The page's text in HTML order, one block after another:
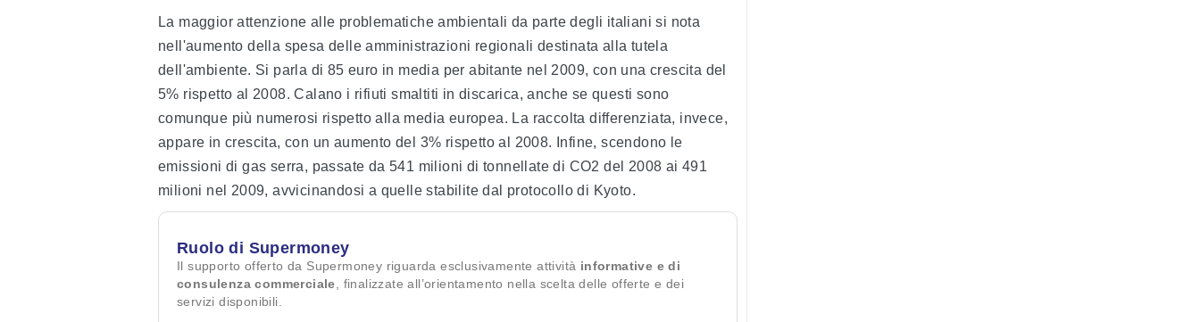
La maggior attenzione alle problematiche ambientali da parte degli italiani si nota
nell'aumento della spesa delle amministrazioni regionali destinata alla tutela
dell'ambiente. Si parla di 85 euro in media per abitante nel 2009, con una crescita del
5% rispetto al 2008. Calano i rifiuti smaltiti in discarica, anche se questi sono
comunque più numerosi rispetto alla media europea. La raccolta differenziata, invece,
appare in crescita, con un aumento del 3% rispetto al 2008. Infine, scendono le
emissioni di gas serra, passate da 541 milioni di tonnellate di CO2 del 2008 ai 491
milioni nel 2009, avvicinandosi a quelle stabilite dal protocollo di Kyoto.
Ruolo di Supermoney
Il supporto offerto da Supermoney riguarda esclusivamente attività informative e di
consulenza commerciale , finalizzate all’orientamento nella scelta delle offerte e dei
servizi disponibili.